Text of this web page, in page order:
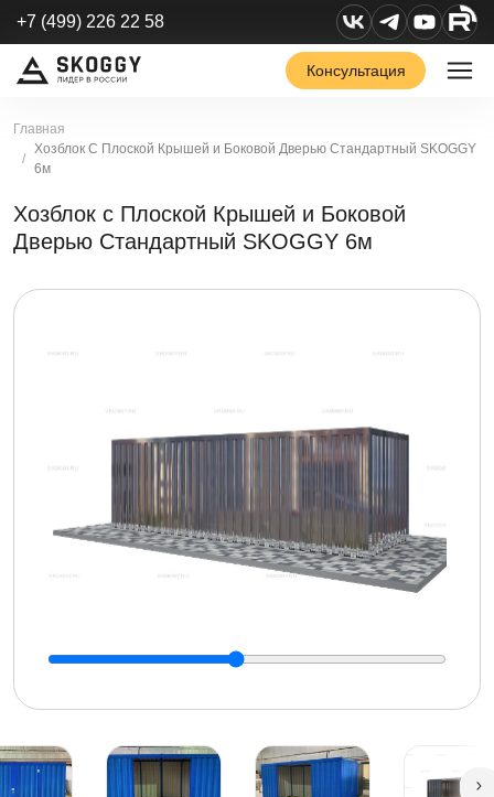
+7 (499) 226 22 58
Консультация
Главная
Хозблок С Плоской Крышей и Боковой Дверью Стандартный SKOGGY
6м
Хозблок с Плоской Крышей и Боковой
Дверью Стандартный SKOGGY 6м